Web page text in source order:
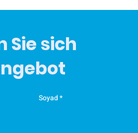
Sie sich
Soyad